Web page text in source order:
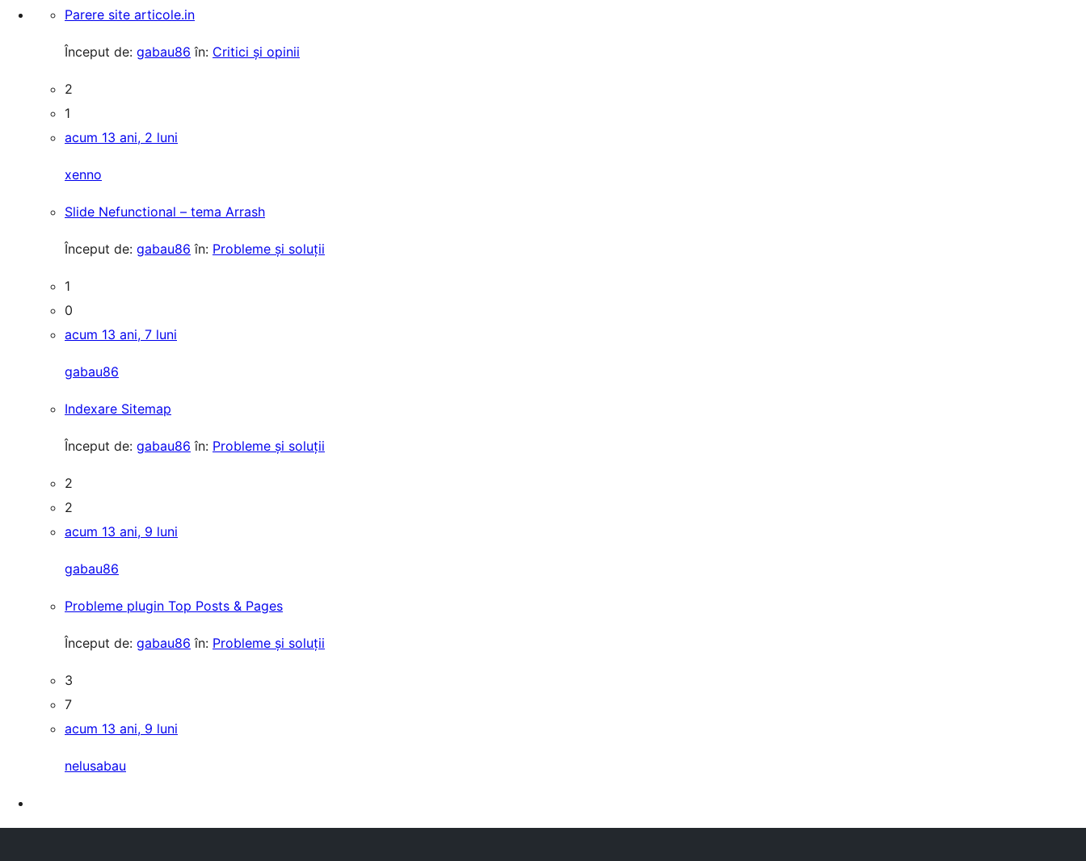
Parere site articole.in
Început de: gabau86 în: Critici și opinii
2
1
acum 13 ani, 2 luni
xenno
Slide Nefunctional – tema Arrash
Început de: gabau86 în: Probleme și soluții
1
0
acum 13 ani, 7 luni
gabau86
Indexare Sitemap
Început de: gabau86 în: Probleme și soluții
2
2
acum 13 ani, 9 luni
gabau86
Probleme plugin Top Posts & Pages
Început de: gabau86 în: Probleme și soluții
3
7
acum 13 ani, 9 luni
nelusabau